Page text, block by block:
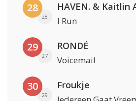
28
28
HAVEN. & Kaitlin
I Run
29
27
RONDÉ
Voicemail
30
29
Froukje